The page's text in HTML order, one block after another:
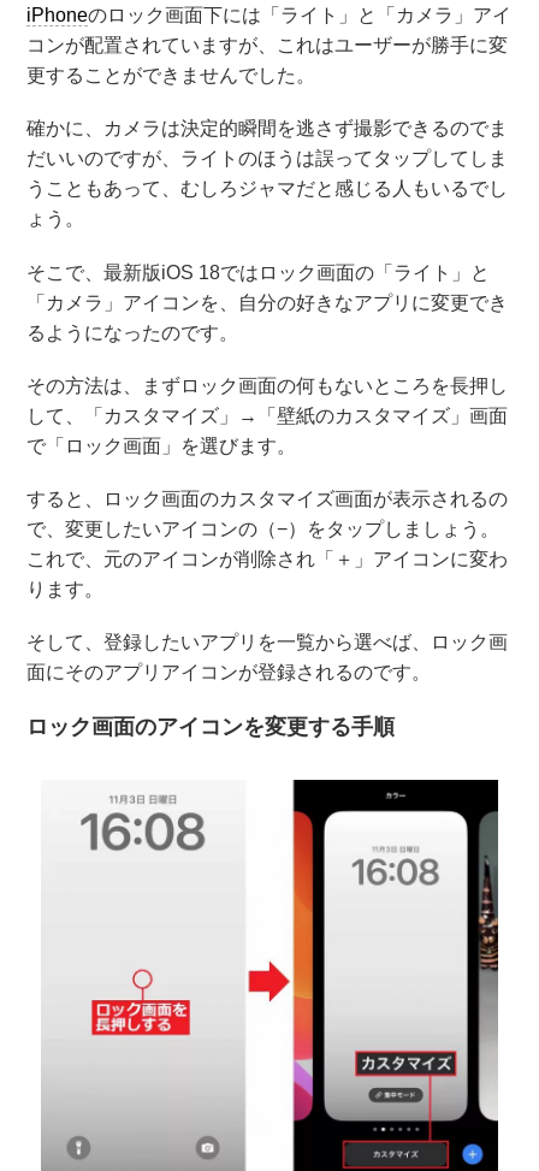
iPhoneのロック画面下には「ライト」と「カメラ」アイ
コンが配置されていますが、これはユーザーが勝手に変
更することができませんでした。
確かに、カメラは決定的瞬間を逃さず撮影できるのでま
だいいのですが、ライトのほうは誤ってタップしてしま
うこともあって、むしろジャマだと感じる人もいるでし
ょう。
そこで、最新版iOS 18ではロック画面の「ライト」と
「カメラ」アイコンを、自分の好きなアプリに変更でき
るようになったのです。
その方法は、まずロック画面の何もないところを長押し
して、「カスタマイズ」→「壁紙のカスタマイズ」画面
で「ロック画面」を選びます。
すると、ロック画面のカスタマイズ画面が表示されるの
で、変更したいアイコンの（−）をタップしましょう。
これで、元のアイコンが削除され「＋」アイコンに変わ
ります。
そして、登録したいアプリを一覧から選べば、ロック画
面にそのアプリアイコンが登録されるのです。
ロック画面のアイコンを変更する手順